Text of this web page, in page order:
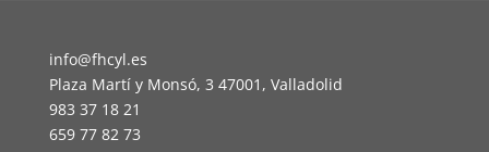
info@fhcyl.es
Plaza Martí y Monsó, 3 47001, Valladolid
983 37 18 21
659 77 82 73